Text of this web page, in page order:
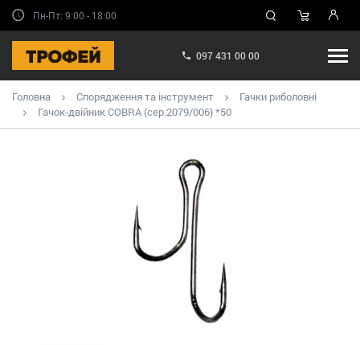
Пн-Пт: 9:00 - 18:00
097 431 00 00
Головна Спорядження та інструмент
Гачки риболовні
Гачок-двійник COBRA (сер.2079/006) *50